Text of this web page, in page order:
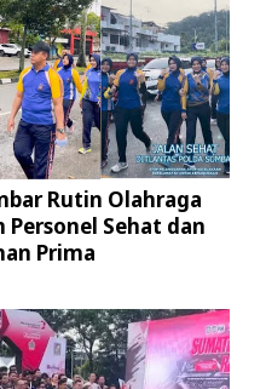
Rutin Olahraga
Personel Sehat dan
Prima